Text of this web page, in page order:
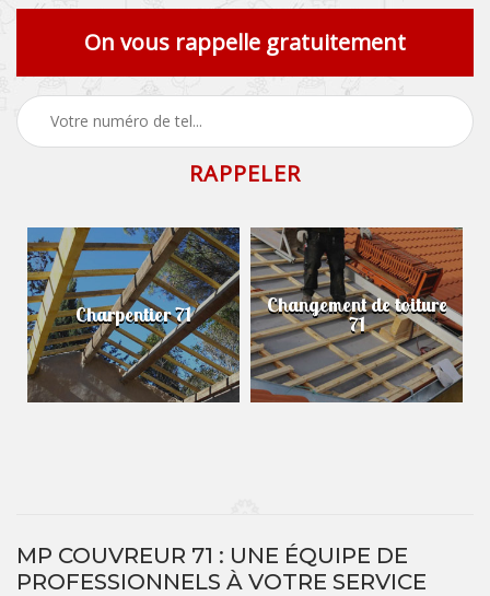
On vous rappelle gratuitement
Charpentier 71 Changement de toiture
71
MP COUVREUR 71 : UNE ÉQUIPE DE
PROFESSIONNELS À VOTRE SERVICE